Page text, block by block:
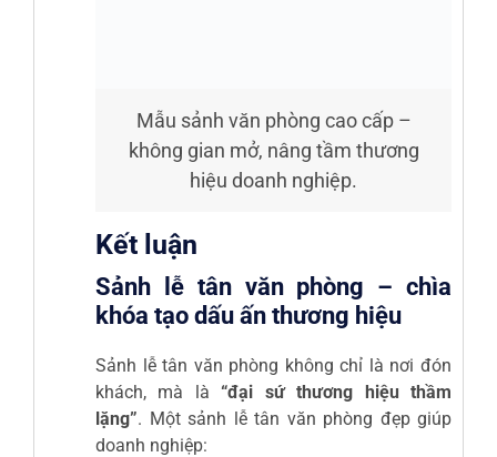
Mẫu sảnh văn phòng cao cấp –
không gian mở, nâng tầm thương
hiệu doanh nghiệp.
Kết luận
Sảnh lễ tân văn phòng – chìa
khóa tạo dấu ấn thương hiệu
Sảnh lễ tân văn phòng không chỉ là nơi đón
khách, mà là “đại sứ thương hiệu thầm
lặng”. Một sảnh lễ tân văn phòng đẹp giúp
doanh nghiệp: